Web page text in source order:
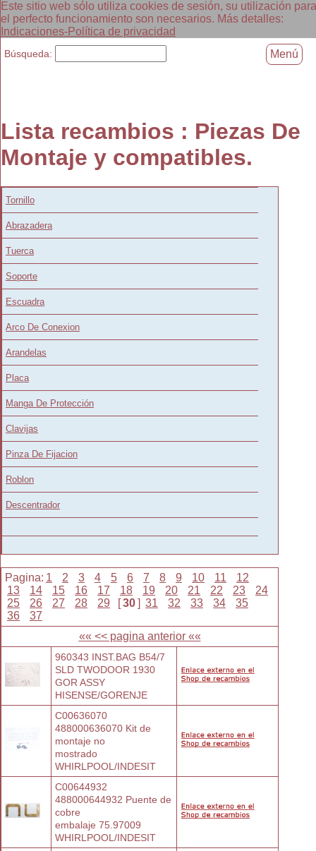
Este sitio web sólo utiliza cookies de sesión, su utilización para
el perfecto funcionamiento son necesarios. Más detalles:
Indicaciones-Política de privacidad
Lista recambios : Piezas De
Montaje y compatibles.
Tornillo
Abrazadera
Tuerca
Soporte
Escuadra
Arco De Conexion
Arandelas
Placa
Manga De Protección
Clavijas
Pinza De Fijacion
Roblon
Descentrador
Pagina: 1 2 3 4 5 6 7 8 9 10 11
12
13
14 15 16 17 18 19 20 21 22 23
24
25
26 27 28 29 [30] 31 32 33 34
35
36
37
«« << pagina anterior ««
960343 INST.BAG B54/7
SLD TWODOOR 1930
GOR ASSY
HISENSE/GORENJE
C00636070
488000636070 Kit de
montaje no
mostrado
WHIRLPOOL/INDESIT
C00644932
488000644932 Puente de
cobre
embalaje 75.97009
WHIRLPOOL/INDESIT
Búsqueda: Menú